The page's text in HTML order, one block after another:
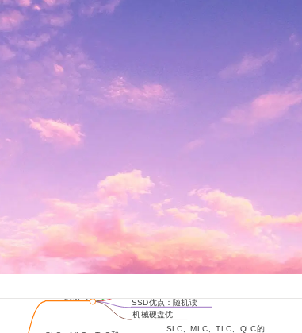
SLC、MLC、TLC、QLC的
机械硬盘优
点：耐用性
SSD优点：随机读
写、顺序写入
写更快